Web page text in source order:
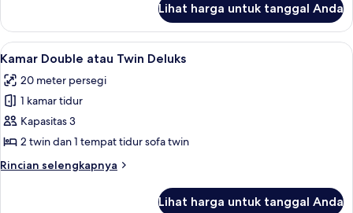
Kamar
Keluarga,
2
tidur
Lihat harga untuk tanggal Anda
Lihat
semua
foto
untuk
Kamar
Double
atau
Twin
Kedap suara, Wi-Fi (biaya
7
Kamar Double atau Twin Deluks
20 meter persegi
1 kamar tidur
Kapasitas 3
2 twin dan 1 tempat tidur sofa twin
Rincian selengkapnya
Rincian
Lihat harga untuk tanggal Anda